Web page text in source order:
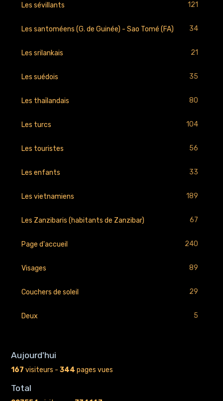
Les sévillants 121
Les santoméens (G. de Guinée) - Sao Tomé (FA) 34
Les srilankais 21
Les suédois 35
Les thaïlandais 80
Les turcs 104
Les touristes 56
Les enfants 33
Les vietnamiens 189
Les Zanzibaris (habitants de Zanzibar) 67
Page d'accueil 240
Visages 89
Couchers de soleil 29
Deux 5
Aujourd'hui
167 visiteurs - 344 pages vues
Total